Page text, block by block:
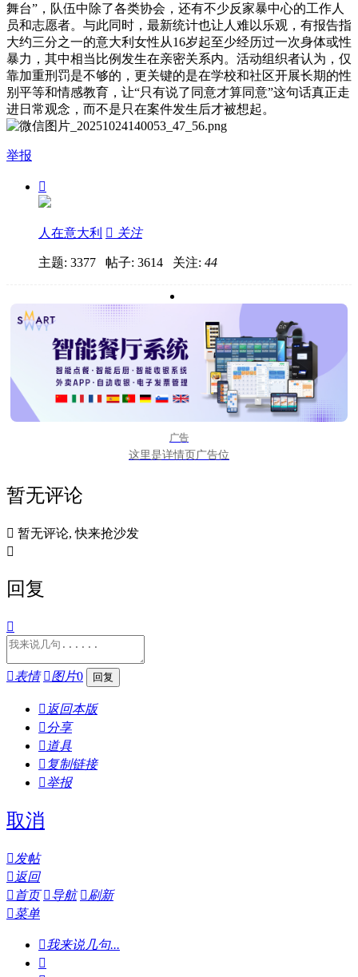
舞台”，队伍中除了各类协会，还有不少反家暴中心的工作人
员和志愿者。与此同时，最新统计也让人难以乐观，有报告指
大约三分之一的意大利女性从16岁起至少经历过一次身体或性
暴力，其中相当比例发生在亲密关系内。活动组织者认为，仅
靠加重刑罚是不够的，更关键的是在学校和社区开展长期的性
别平等和情感教育，让“只有说了同意才算同意”这句话真正走
进日常观念，而不是只在案件发生后才被想起。
举报

人在意大利  关注
主题: 3377 帖子: 3614 关注: 44
广告
这里是详情页广告位
暂无评论
 暂无评论, 快来抢沙发

回复

表情 图片0
 返回本版
分享
 道具
 复制链接
举报
取消
发帖
 返回
 首页 导航 刷新
菜单
我来说几句...
